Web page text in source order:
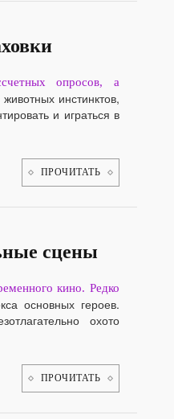
опросов, а
инстинктов,
и играться в
ПРОЧИТАТЬ
сцены
кино. Редко
основных героев.
охото
ПРОЧИТАТЬ